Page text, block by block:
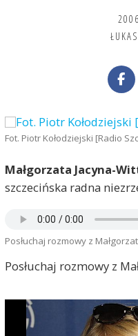
Fot. Piotr Kołodziejski [Radio
Małgorzata Jacyna-
szczecińska radna
Posłuchaj rozmowy z
Posłuchaj rozmowy z